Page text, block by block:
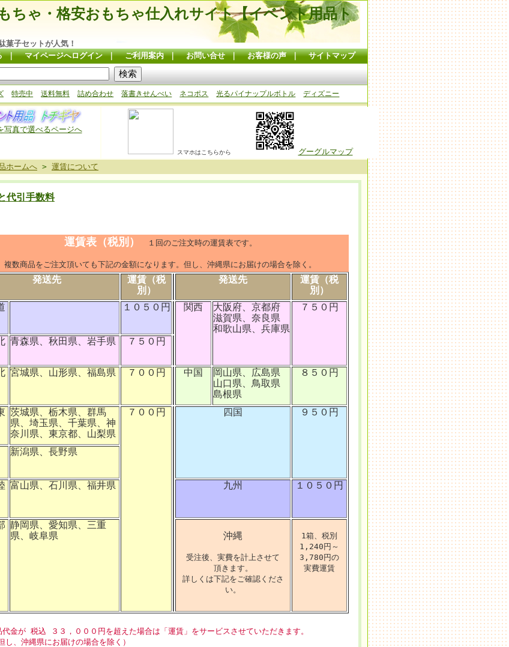
ちゃ・格安おもちゃ仕入れサイト【イベント用品ト
菓子セットが人気！
｜ マイページへログイン｜ ご利用案内｜ お問い合せ｜ お客様の声｜ サイトマップ
特売中 送料無料 詰め合わせ 落書きせんべい ネコポス 光るパイナップルボトル ディズニー
写真で選べるページへ
スマホはこちらから
グーグルマップ
ホームへ > 運賃について
代引手数料
運賃表（税別） １回のご注文時の運賃表です。
複数商品をご注文頂いても下記の金額になります。但し、沖縄県にお届けの場合を除く。
発送先
運賃（税
別）
発送先
運賃（税
別）
１０５０円 関西
大阪府、京都府
滋賀県、奈良県
和歌山県、兵庫県
７５０円
青森県、秋田県、岩手県 ７５０円
宮城県、山形県、福島県 ７００円 中国
岡山県、広島県
山口県、鳥取県
島根県
８５０円
茨城県、栃木県、群馬
県、埼玉県、千葉県、神
奈川県、東京都、山梨県
７００円 四国 ９５０円
新潟県、長野県
富山県、石川県、福井県 九州 １０５０円
静岡県、愛知県、三重
県、岐阜県
沖縄
受注後、実費を計上させて
頂きます。
詳しくは下記をご確認くださ
い。
1箱、税別
1,240円～
3,780円の
実費運賃
金が 税込 ３３，０００円を超えた場合は「運賃」をサービスさせていただきます。
、沖縄県にお届けの場合を除く）